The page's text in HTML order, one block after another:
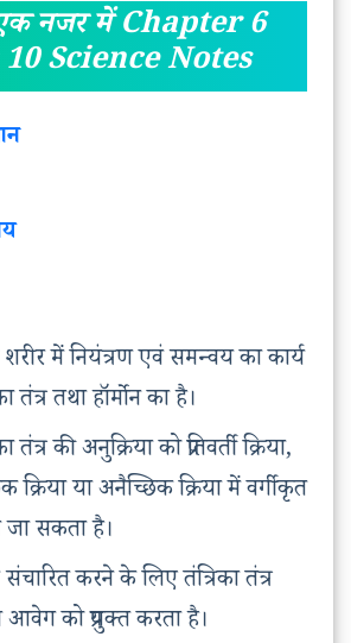
नजर में Chapter 6
Science Notes
शरीर में नियंत्रण एवं समन्वय का कार्य
तंत्र तथा हॉर्मोन का है।
तंत्र की अनुक्रिया को प्रतिवर्ती क्रिया,
क्रिया या अनैच्छिक क्रिया में वर्गीकृत
जा सकता है।
करने के लिए तंत्रिका तंत्र
आवेग को प्रयुक्त करता है।